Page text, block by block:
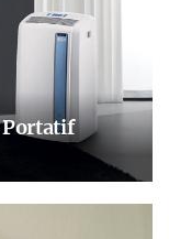
Portatif